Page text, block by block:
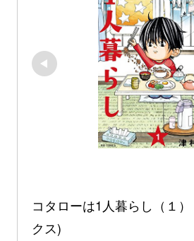
コタローは1人暮らし（１
クス)